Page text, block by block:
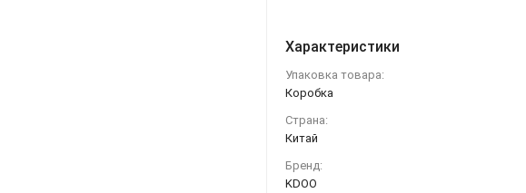
Характеристики
Упаковка товара:
Коробка
Страна:
Китай
Бренд:
KDOO